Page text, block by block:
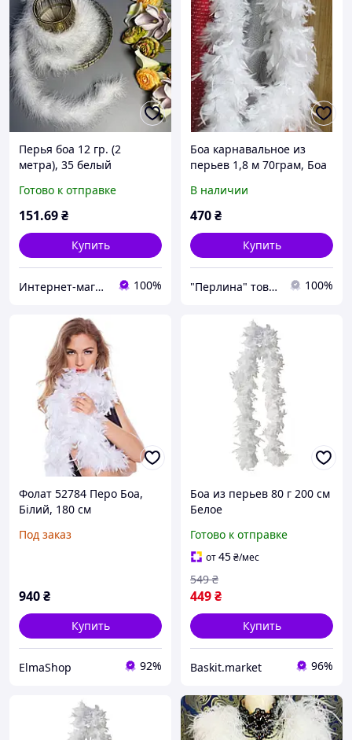
Перья боа 12 гр. (2
метра), 35 белый
Готово к отправке
151.69₴
Купить
Интернет-магазин Мир Кружева 100%
Боа карнавальное из
перьев 1,8 м 70грам, Боа
декоративноеБелое
В наличии
470₴
Купить
"Перлина" товари для шиття та рукоділля 100%
Фолат 52784 Перо Боа,
Білий, 180 см
Под заказ
940₴
Купить
ElmaShop 92%
Боа из перьев 80 г 200 см
Белое
Готово к отправке
от45₴/мес
449₴
549 ₴
Купить
Baskit.market 96%